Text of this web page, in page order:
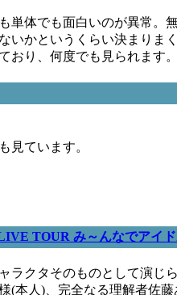
体でも面白いのが異常。
いかというくらい決まり
おり、何度でも見られます。
見ています。
TOUR み～んなでアイド
ラクタそのものとして演じ
(本人)、完全なる理解者佐藤